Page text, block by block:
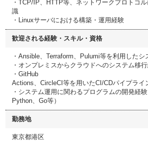
・TCP/IP、HTTP等、ネットワークプロトコ
識
・Linuxサーバにおける構築・運用経験
歓迎される経験・スキル・資格
・Ansible、Terraform、Pulumi等を利用した
・オンプレミスからクラウドへのシステム移
・GitHub
Actions、CircleCI等を用いたCI/CDパイプライ
・システム運用に関わるプログラムの開発経験
Python、Go等）
勤務地
東京都港区